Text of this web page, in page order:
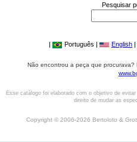
Pesquisar
| Português | English |
Não encontrou a peça que procurava?
Esse catálogo foi elaborado com o objetivo de
direito de mudar as
Copyright © 2006-2026 Bertoloto &